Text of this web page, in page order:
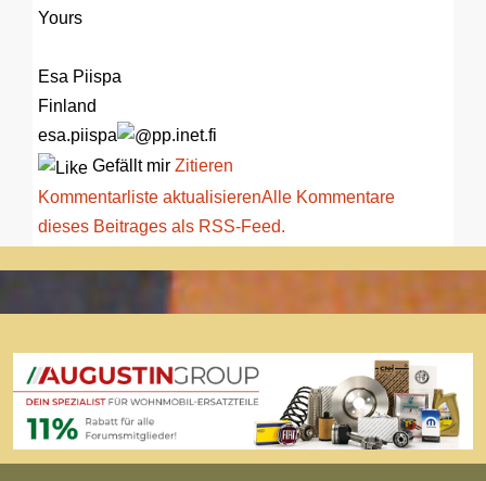
Yours
Esa Piispa
Finland
esa.piispa
pp.inet.fi
Gefällt mir Zitieren
Kommentarliste aktualisierenAlle Kommentare
dieses Beitrages als RSS-Feed.